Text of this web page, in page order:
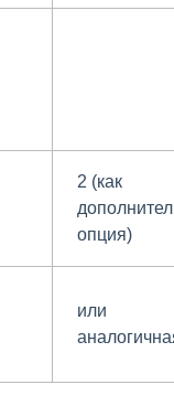
2 (как
опция)
или